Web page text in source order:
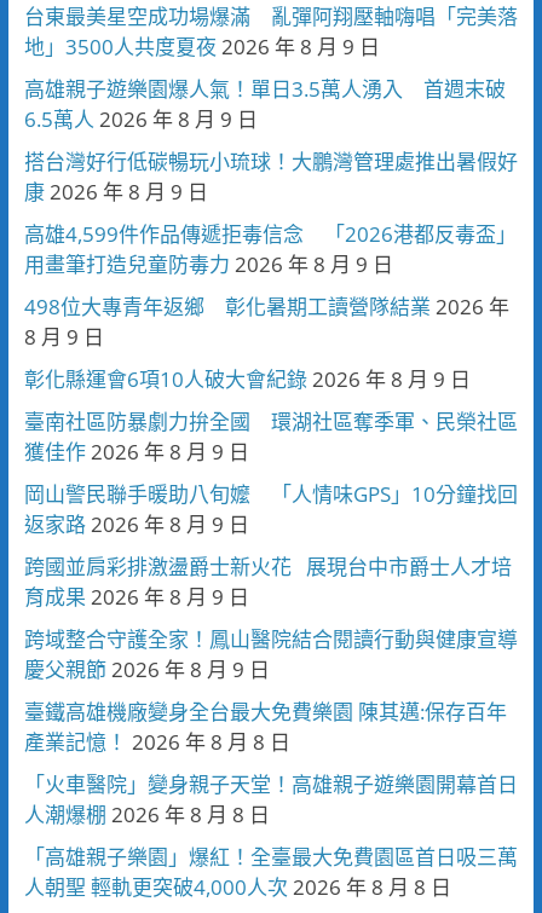
台東最美星空成功場爆滿 亂彈阿翔壓軸嗨唱「完美落
地」3500人共度夏夜 2026 年 8 月 9 日
高雄親子遊樂園爆人氣！單日3.5萬人湧入 首週末破
6.5萬人 2026 年 8 月 9 日
搭台灣好行低碳暢玩小琉球！大鵬灣管理處推出暑假好
康 2026 年 8 月 9 日
高雄4,599件作品傳遞拒毒信念 「2026港都反毒盃」
用畫筆打造兒童防毒力 2026 年 8 月 9 日
498位大專青年返鄉 彰化暑期工讀營隊結業 2026 年
8 月 9 日
彰化縣運會6項10人破大會紀錄 2026 年 8 月 9 日
臺南社區防暴劇力拚全國 環湖社區奪季軍、民榮社區
獲佳作 2026 年 8 月 9 日
岡山警民聯手暖助八旬嬤 「人情味GPS」10分鐘找回
返家路 2026 年 8 月 9 日
跨國並肩彩排激盪爵士新火花 展現台中市爵士人才培
育成果 2026 年 8 月 9 日
跨域整合守護全家！鳳山醫院結合閱讀行動與健康宣導
慶父親節 2026 年 8 月 9 日
臺鐵高雄機廠變身全台最大免費樂園 陳其邁:保存百年
產業記憶！ 2026 年 8 月 8 日
「火車醫院」變身親子天堂！高雄親子遊樂園開幕首日
人潮爆棚 2026 年 8 月 8 日
「高雄親子樂園」爆紅！全臺最大免費園區首日吸三萬
人朝聖 輕軌更突破4,000人次 2026 年 8 月 8 日